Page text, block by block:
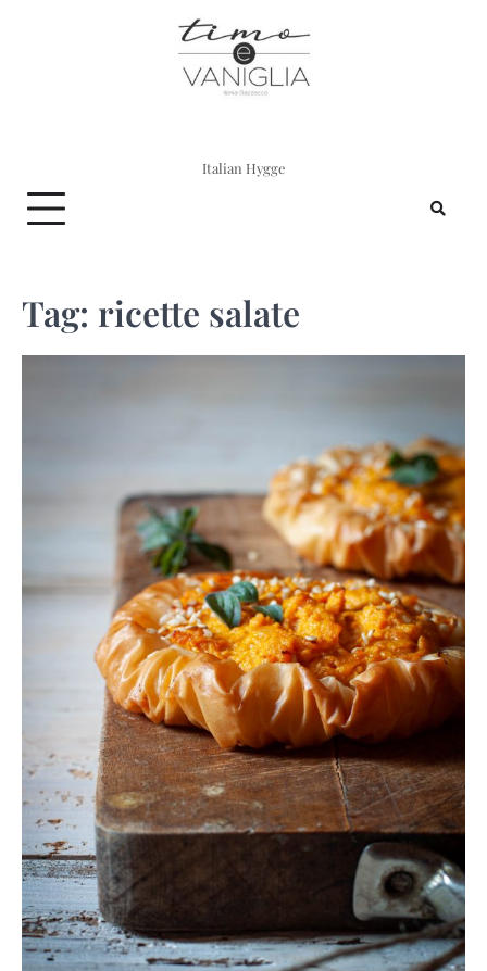
Italian Hygge
Tag: ricette salate